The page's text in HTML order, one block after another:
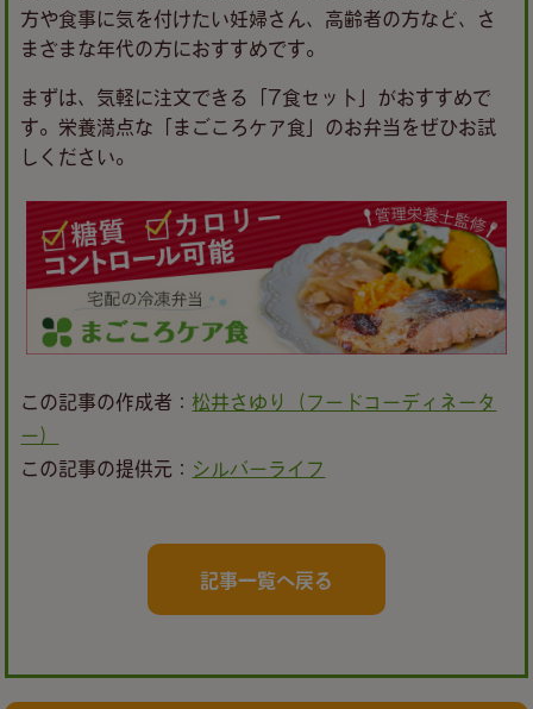
方や食事に気を付けたい妊婦さん、高齢者の方など、さ
まざまな年代の方におすすめです。
まずは、気軽に注文できる「7食セット」がおすすめで
す。栄養満点な「まごころケア食」のお弁当をぜひお試
しください。
この記事の作成者： 松井さゆり（フードコーディネータ
ー）
この記事の提供元： シルバーライフ
記事一覧へ戻る